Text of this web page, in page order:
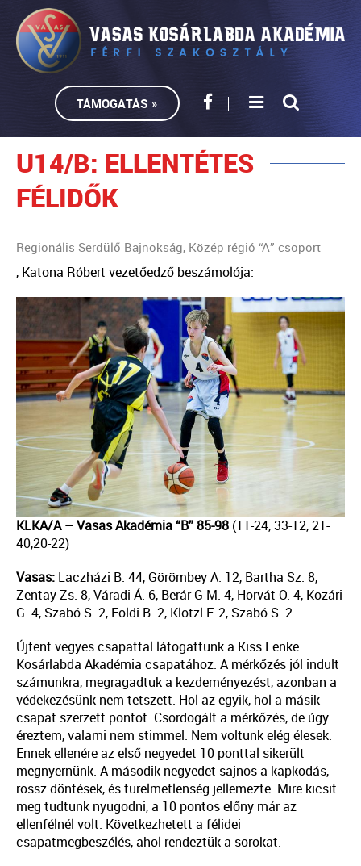
TÁMOGATÁS »
U14/B: ELLENTÉTES
FÉLIDŐK
Regionális Serdülő Bajnokság, Közép régió “A” csoport
, Katona Róbert vezetőedző beszámolója:
KLKA/A – Vasas Akadémia “B” 85-98 (11-24, 33-12, 21-
40,20-22)
Vasas: Laczházi B. 44, Görömbey A. 12, Bartha Sz. 8,
Zentay Zs. 8, Váradi Á. 6, Berár-G M. 4, Horvát O. 4, Kozári
G. 4, Szabó S. 2, Földi B. 2, Klötzl F. 2, Szabó S. 2.
Újfent vegyes csapattal látogattunk a Kiss Lenke
Kosárlabda Akadémia csapatához. A mérkőzés jól indult
számunkra, megragadtuk a kezdeményezést, azonban a
védekezésünk nem tetszett. Hol az egyik, hol a másik
csapat szerzett pontot. Csordogált a mérkőzés, de úgy
éreztem, valami nem stimmel. Nem voltunk elég élesek.
Ennek ellenére az első negyedet 10 ponttal sikerült
megnyernünk. A második negyedet sajnos a kapkodás,
rossz döntések, és türelmetlenség jellemezte. Mire kicsit
meg tudtunk nyugodni, a 10 pontos előny már az
ellenfélnél volt. Következhetett a félidei
csapatmegbeszélés, ahol rendeztük a sorokat.